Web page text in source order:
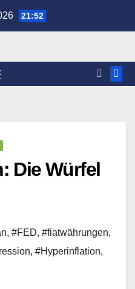
21:52
Die Würfel
, #FED, #fiatwährungen,
, #Hyperinflation,